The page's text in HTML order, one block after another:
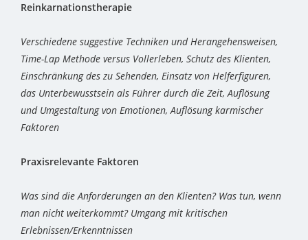
Reinkarnationstherapie
Verschiedene suggestive Techniken und Herangehensweisen,
Time-Lap Methode versus Vollerleben, Schutz des Klienten,
Einschränkung des zu Sehenden, Einsatz von Helferfiguren,
das Unterbewusstsein als Führer durch die Zeit, Auflösung
und Umgestaltung von Emotionen, Auflösung karmischer
Faktoren
Praxisrelevante Faktoren
Was sind die Anforderungen an den Klienten? Was tun, wenn
man nicht weiterkommt? Umgang mit kritischen
Erlebnissen/Erkenntnissen